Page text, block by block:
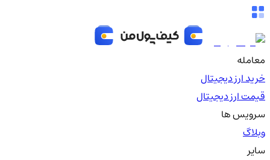
معامله
خرید ارز دیجیتال
قیمت ارز دیجیتال
سرویس ها
وبلاگ
سایر